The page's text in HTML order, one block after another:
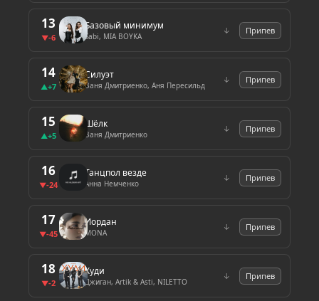
13
▼-6
Базовый минимум
Sabi, MIA BOYKA
↓ Припев
14
▲+7
Силуэт
Ваня Дмитриенко, Аня Пересильд
↓ Припев
15
▲+5
Шёлк
Ваня Дмитриенко
↓ Припев
16
▼-24
Танцпол везде
Анна Немченко
↓ Припев
17
▼-45
Иордан
MONA
↓ Припев
18
▼-2
Худи
Джиган, Artik & Asti, NILETTO
↓ Припев